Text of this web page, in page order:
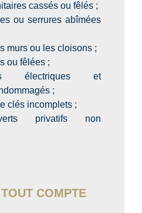
cassés ou fêlés ;
ou serrures abîmées
murs ou les cloisons ;
ou fêlées ;
électriques et
;
clés incomplets ;
privatifs non
COMPTE